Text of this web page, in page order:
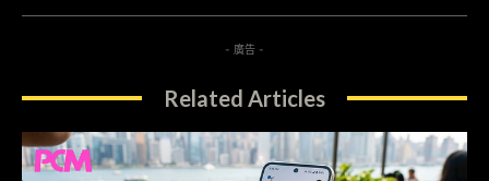
- 廣告 -
Related Articles